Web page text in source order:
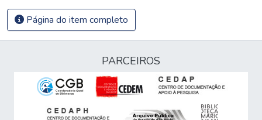
Página do item completo
PARCEIROS